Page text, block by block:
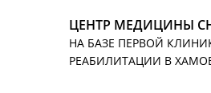
ЦЕНТР МЕДИЦИНЫ
НА БАЗЕ ПЕРВОЙ
РЕАБИЛИТАЦИИ В